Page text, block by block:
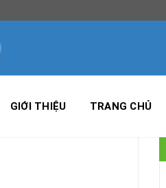
GIỚI THIỆU TRANG CHỦ